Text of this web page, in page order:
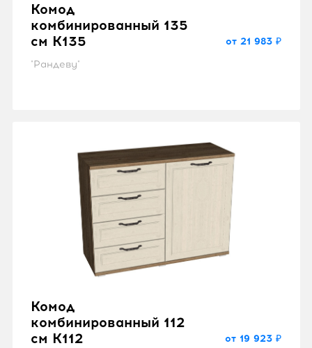
Комод
комбинированный 135
см K135
"Рандеву"
от 21 983 ₽
Комод
комбинированный 112
см K112
от 19 923 ₽